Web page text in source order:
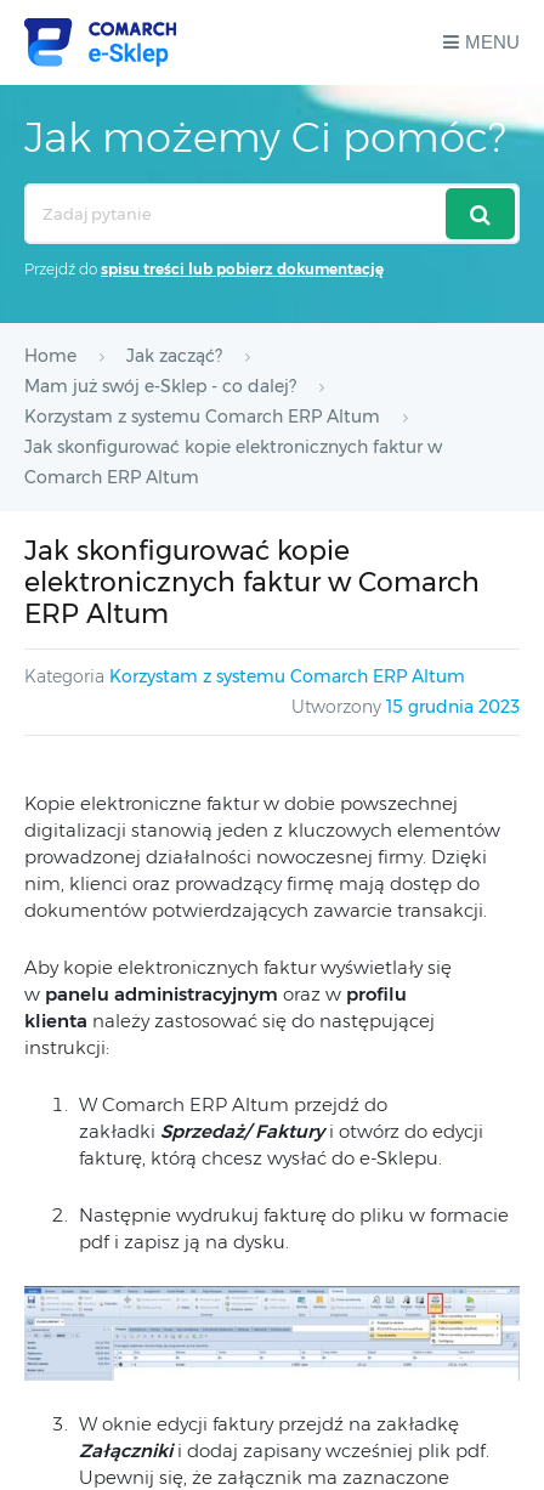
MENU
Jak możemy Ci pomóc?
Przejdź do spisu treści lub pobierz dokumentację
Home
Jak zacząć?
Mam już swój e-Sklep - co dalej?
Korzystam z systemu Comarch ERP Altum
Jak skonfigurować kopie elektronicznych faktur w
Comarch ERP Altum
Jak skonfigurować kopie
elektronicznych faktur w Comarch
ERP Altum
Kategoria Korzystam z systemu Comarch ERP Altum
Utworzony 15 grudnia 2023
Kopie elektroniczne faktur w dobie powszechnej
digitalizacji stanowią jeden z kluczowych elementów
prowadzonej działalności nowoczesnej firmy. Dzięki
nim, klienci oraz prowadzący firmę mają dostęp do
dokumentów potwierdzających zawarcie transakcji.
Aby kopie elektronicznych faktur wyświetlały się
w panelu administracyjnym oraz w profilu
klienta należy zastosować się do następującej
instrukcji:
W Comarch ERP Altum przejdź do
zakładki Sprzedaż/ Fakturyi otwórz do edycji
fakturę, którą chcesz wysłać do e-Sklepu.
Następnie wydrukuj fakturę do pliku w formacie
pdf i zapisz ją na dysku.
W oknie edycji faktury przejdź na zakładkę
Załącznikii dodaj zapisany wcześniej plik pdf.
Upewnij się, że załącznik ma zaznaczone